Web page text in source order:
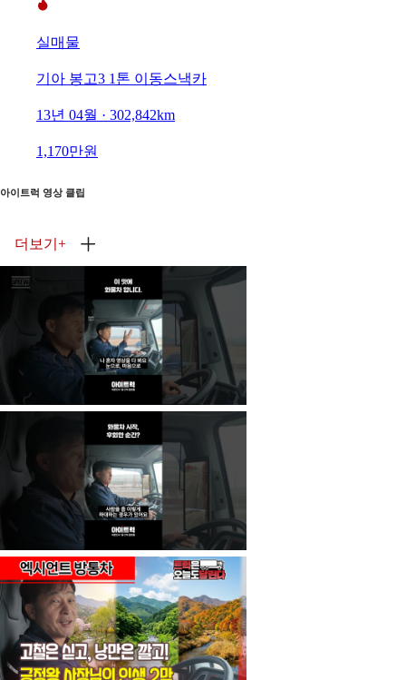
실매물
기아 봉고3 1톤 이동스낵카
13년 04월 · 302,842km
1,170만원
아이트럭 영상 클립
더보기 +